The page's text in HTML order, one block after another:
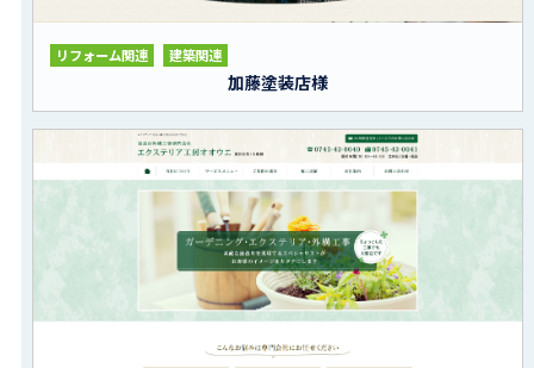
リフォーム関連 建築関連
加藤塗装店様